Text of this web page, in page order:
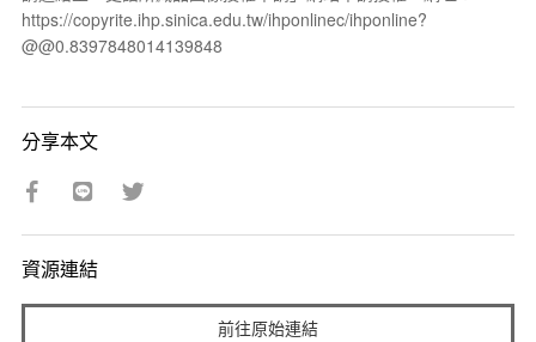
https://copyrite.ihp.sinica.edu.tw/ihponlinec/ihponline?
@@0.8397848014139848
分享本文
資源連結
前往原始連結